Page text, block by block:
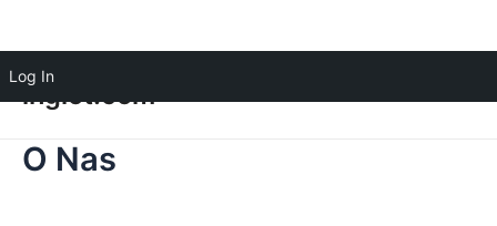
Log In
inglot.com
O Nas